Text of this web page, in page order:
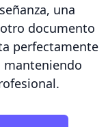
una
documento
perfectamente
manteniendo